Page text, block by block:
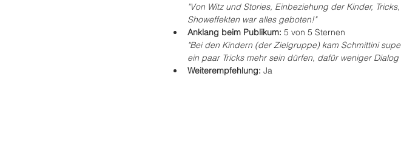
"Von Witz und Stories, Einbeziehung der Kinder,
Showeffekten war alles geboten!"
Anklang beim Publikum: 5 von 5 Sternen
"Bei den Kindern (der Zielgruppe) kam Schmittini
ein paar Tricks mehr sein dürfen, dafür weniger Dialog
Weiterempfehlung: Ja